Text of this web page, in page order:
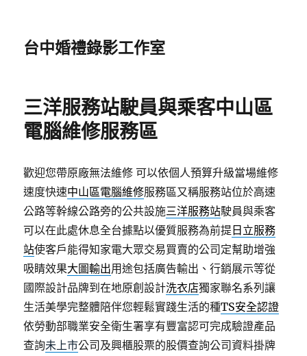
台中婚禮錄影工作室
三洋服務站駛員與乘客中山區
電腦維修服務區
歡迎您帶原廠無法維修 可以依個人預算升級當場維修
速度快速中山區電腦維修服務區又稱服務站位於高速
公路等幹線公路旁的公共設施三洋服務站駛員與乘客
可以在此處休息全台據點以優質服務為前提 日立服務
站使客戶能得知家電大眾交易買賣的公司定幫助增強
吸睛效果大圖輸出用途包括廣告輸出、行銷展示等從
國際設計品牌到在地原創設計洗衣店獨家聯名系列讓
生活美學完整體陪伴您輕鬆實踐生活的種TS安全認證
依勞動部職業安全衛生署享有豐富認可完成驗證產品
查詢未上市公司及興櫃股票的股價查詢公司資料掛牌